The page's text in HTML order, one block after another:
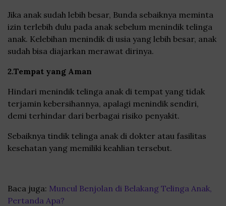
Jika anak sudah lebih besar, Bunda sebaiknya meminta
izin terlebih dulu pada anak sebelum menindik telinga
anak. Kelebihan menindik di usia yang lebih besar, anak
sudah bisa diajarkan merawat dirinya.
2.Tempat yang Aman
Hindari menindik telinga anak di tempat yang tidak
terjamin kebersihannya, apalagi menindik sendiri,
demi terhindar dari berbagai risiko penyakit.
Sebaiknya tindik telinga anak di dokter atau fasilitas
kesehatan yang memiliki keahlian tersebut.
Baca juga: Muncul Benjolan di Belakang Telinga Anak,
Pertanda Apa?